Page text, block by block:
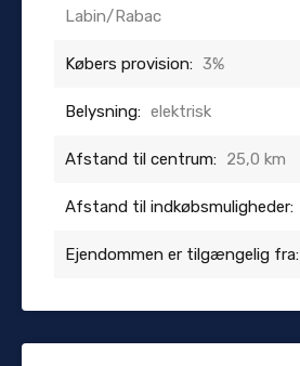
Labin/Rabac
Købers provision: 3%
Belysning: elektrisk
Afstand til centrum: 25,0 km
Afstand til indkøbsmuligheder:
Ejendommen er tilgængelig fra: